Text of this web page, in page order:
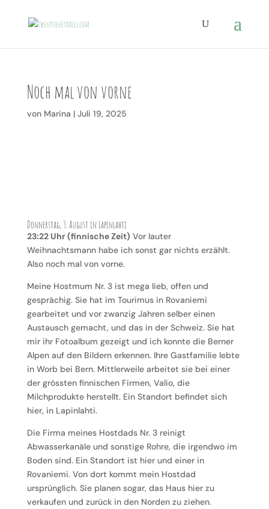
Noch mal von vorne
von Marina | Juli 19, 2025
Donnerstag, 3. August in Lapinlahti
23:22 Uhr (finnische Zeit) Vor lauter
Weihnachtsmann habe ich sonst gar nichts erzählt.
Also noch mal von vorne.
Meine Hostmum Nr. 3 ist mega lieb, offen und
gesprächig. Sie hat im Tourimus in Rovaniemi
gearbeitet und vor zwanzig Jahren selber einen
Austausch gemacht, und das in der Schweiz. Sie hat
mir ihr Fotoalbum gezeigt und ich konnte die Berner
Alpen auf den Bildern erkennen. Ihre Gastfamilie lebte
in Worb bei Bern. Mittlerweile arbeitet sie bei einer
der grössten finnischen Firmen, Valio, die
Milchprodukte herstellt. Ein Standort befindet sich
hier, in Lapinlahti.
Die Firma meines Hostdads Nr. 3 reinigt
Abwasserkanäle und sonstige Rohre, die irgendwo im
Boden sind. Ein Standort ist hier und einer in
Rovaniemi. Von dort kommt mein Hostdad
ursprünglich. Sie planen sogar, das Haus hier zu
verkaufen und zurück in den Norden zu ziehen.